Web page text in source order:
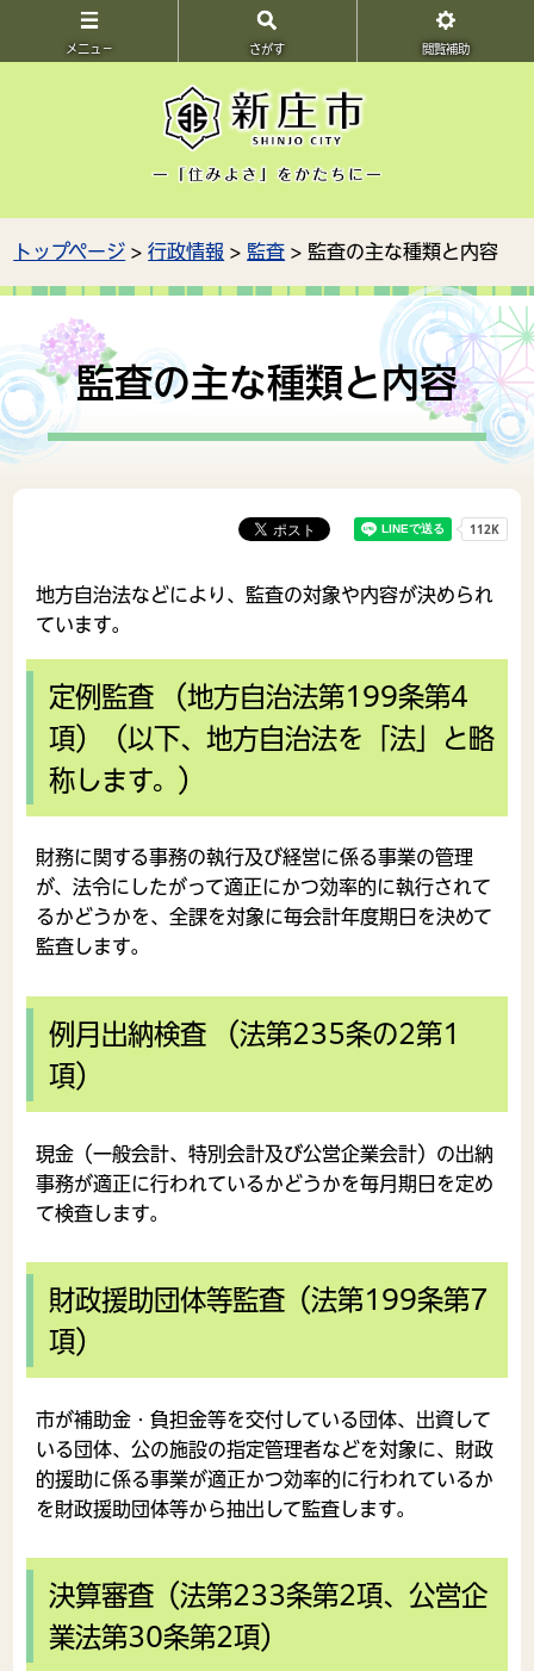
メニュ－ さがす 閲覧補助
トップページ >行政情報 > 監査 > 監査の主な種類と内容
監査の主な種類と内容
地方自治法などにより、監査の対象や内容が決められ
ています。
定例監査 （地方自治法第199条第4
項）（以下、地方自治法を「法」と略
称します。）
財務に関する事務の執行及び経営に係る事業の管理
が、法令にしたがって適正にかつ効率的に執行されて
るかどうかを、全課を対象に毎会計年度期日を決めて
監査します。
例月出納検査 （法第235条の2第1
項）
現金（一般会計、特別会計及び公営企業会計）の出納
事務が適正に行われているかどうかを毎月期日を定め
て検査します。
財政援助団体等監査（法第199条第7
項）
市が補助金・負担金等を交付している団体、出資して
いる団体、公の施設の指定管理者などを対象に、財政
的援助に係る事業が適正かつ効率的に行われているか
を財政援助団体等から抽出して監査します。
決算審査（法第233条第2項、公営企
業法第30条第2項）